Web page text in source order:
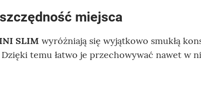
miejsca
SLIM wyróżniają się wyjątkowo smukłą
temu łatwo je przechowywać nawet w